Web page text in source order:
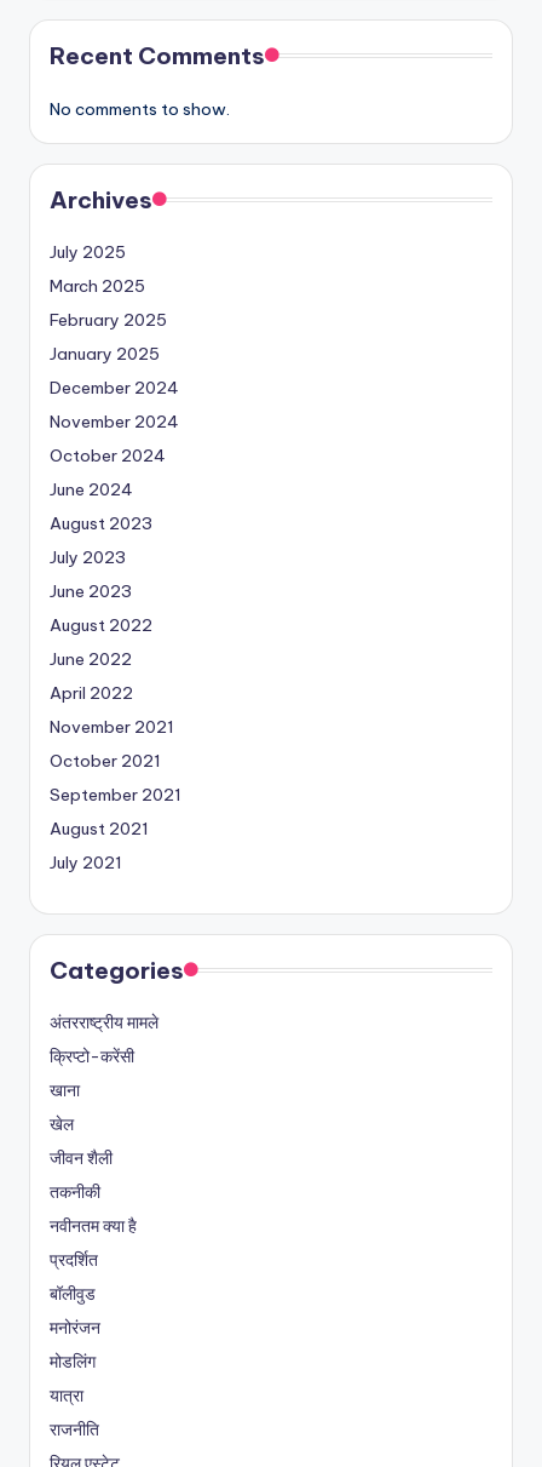
Recent Comments
No comments to show.
Archives
July 2025
March 2025
February 2025
January 2025
December 2024
November 2024
October 2024
June 2024
August 2023
July 2023
June 2023
August 2022
June 2022
April 2022
November 2021
October 2021
September 2021
August 2021
July 2021
Categories
अंतरराष्ट्रीय मामले
क्रिप्टो-करेंसी
खाना
खेल
जीवन शैली
तकनीकी
नवीनतम क्या है
प्रदर्शित
बॉलीवुड
मनोरंजन
मोडलिंग
यात्रा
राजनीति